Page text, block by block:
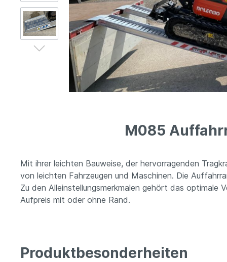
Zubehör
M085
Mit ihrer leichten Bauweise, der hervorragenden
von leichten Fahrzeugen und Maschinen. Die
Zu den Alleinstellungsmerkmalen gehört das optimale
Aufpreis mit oder ohne Rand.
Produktbesonderheiten